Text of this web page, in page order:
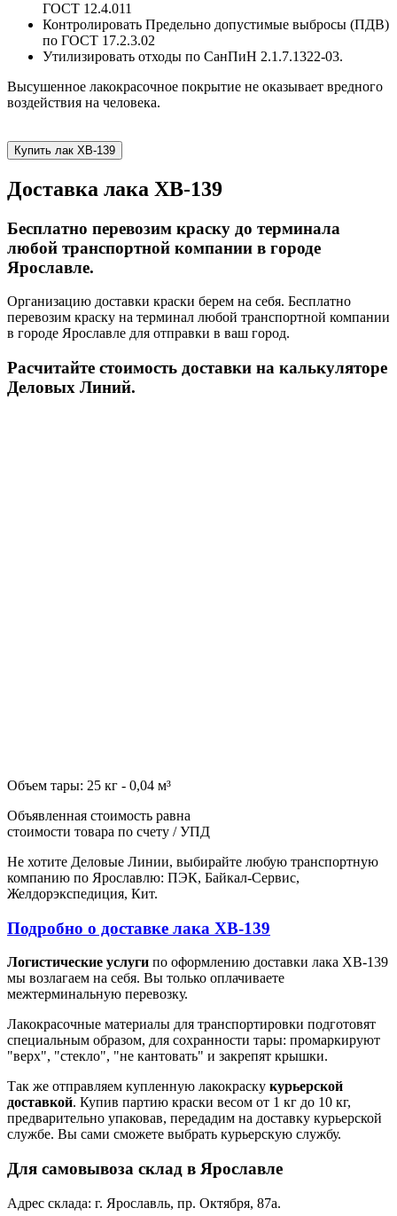
ГОСТ 12.4.011
Контролировать Предельно допустимые выбросы (ПДВ)
по ГОСТ 17.2.3.02
Утилизировать отходы по СанПиН 2.1.7.1322-03.
Высушенное лакокрасочное покрытие не оказывает вредного
воздействия на человека.
Купить лак ХВ-139
Доставка лака ХВ-139
Бесплатно перевозим краску до терминала
любой транспортной компании в городе
Ярославле.
Организацию доставки краски берем на себя. Бесплатно
перевозим краску на терминал любой транспортной компании
в городе Ярославле для отправки в ваш город.
Расчитайте стоимость доставки на калькуляторе
Деловых Линий.
Объем тары: 25 кг - 0,04 м³
Объявленная стоимость равна
стоимости товара по счету / УПД
Не хотите Деловые Линии, выбирайте любую транспортную
компанию по Ярославлю: ПЭК, Байкал-Сервис,
Желдорэкспедиция, Кит.
Подробно о доставке лака ХВ-139
Логистические услуги по оформлению доставки лака ХВ-139
мы возлагаем на себя. Вы только оплачиваете
межтерминальную перевозку.
Лакокрасочные материалы для транспортировки подготовят
специальным образом, для сохранности тары: промаркируют
"верх", "стекло", "не кантовать" и закрепят крышки.
Так же отправляем купленную лакокраску курьерской
доставкой. Купив партию краски весом от 1 кг до 10 кг,
предварительно упаковав, передадим на доставку курьерской
службе. Вы сами сможете выбрать курьерскую службу.
Для самовывоза склад в Ярославле
Адрес склада: г. Ярославль, пр. Октября, 87a.